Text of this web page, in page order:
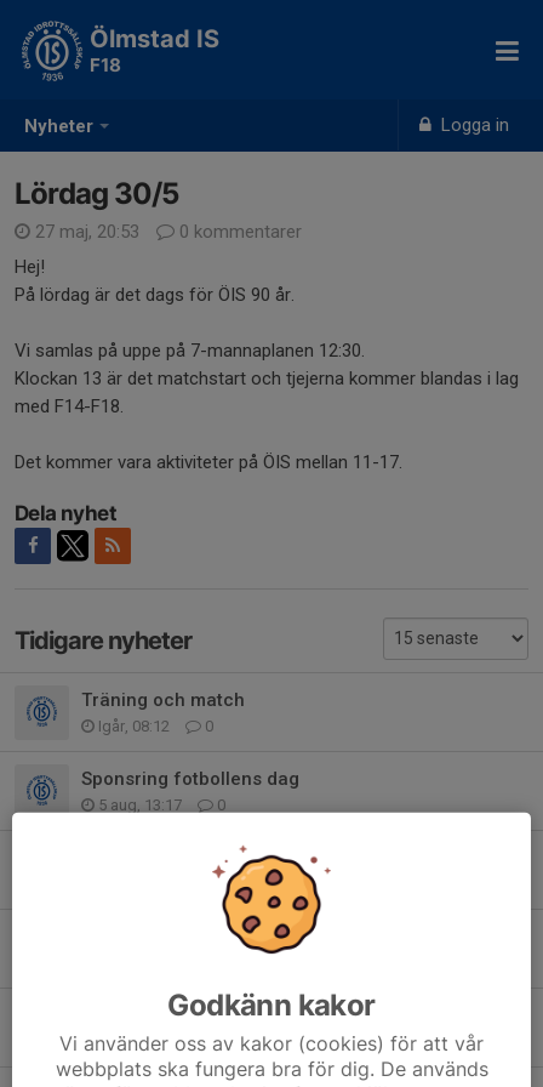
Nyheter Logga in
Ölmstad IS
F18
Lördag 30/5
27 maj, 20:53
0 kommentarer
Hej!
På lördag är det dags för ÖIS 90 år.
Vi samlas på uppe på 7-mannaplanen 12:30.
Klockan 13 är det matchstart och tjejerna kommer blandas i lag
med F14-F18.
Det kommer vara aktiviteter på ÖIS mellan 11-17.
Dela nyhet
Tidigare nyheter
Träning och match
Igår, 08:12 0
Sponsring fotbollens dag
5 aug, 13:17 0
Inställd träning 26/6
0
Lotter som ni sålt
Överblickskarta Kabe
13 jun, 11:34 0
Godkänn kakor
Vi använder oss av kakor (cookies) för att vår
webbplats ska fungera bra för dig. De används